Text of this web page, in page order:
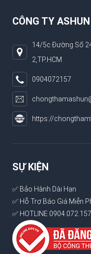
CÔNG TY ASHUN
14/5c Đường Số
2,TP.HCM
0904072157
https://
SỰ KIỆN
✅ Bảo Hành Dài Hạn
✅ Hỗ Trợ Báo Giá Miễn
✅ HOTLINE 0904.072.157